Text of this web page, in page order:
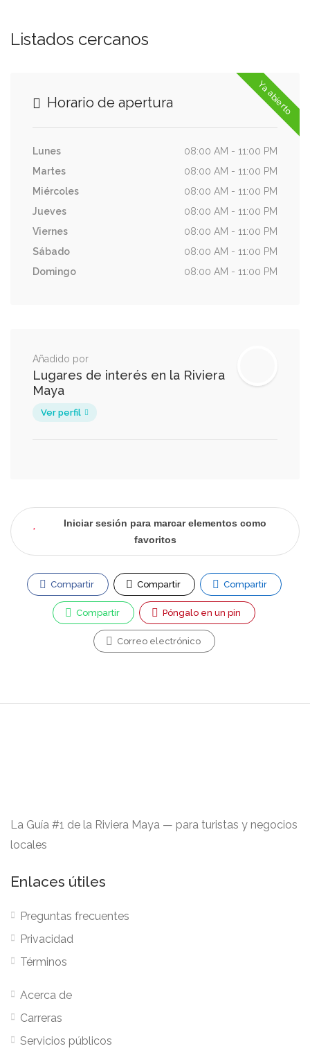
Listados cercanos
Ya abierto
Horario de apertura
Lunes
08:00 AM - 11:00 PM
Martes
08:00 AM - 11:00 PM
Miércoles
08:00 AM - 11:00 PM
Jueves
08:00 AM - 11:00 PM
Viernes
08:00 AM - 11:00 PM
Sábado
08:00 AM - 11:00 PM
Domingo
08:00 AM - 11:00 PM
Añadido por
Lugares de interés en la Riviera
Maya
Ver perfil
Iniciar sesión para marcar elementos como
favoritos
Compartir Compartir Compartir
Compartir Póngalo en un pin
Correo electrónico
La Guía #1 de la Riviera Maya — para turistas y negocios
locales
Enlaces útiles
Preguntas frecuentes
Privacidad
Términos
Acerca de
Carreras
Servicios públicos